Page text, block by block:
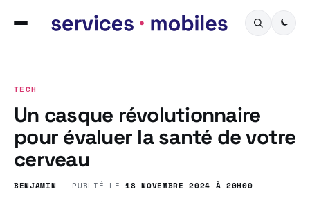
TECH
Un casque révolutionnaire
pour évaluer la santé de votre
cerveau
BENJAMIN — PUBLIÉ LE18 NOVEMBRE 2024 À 20H00